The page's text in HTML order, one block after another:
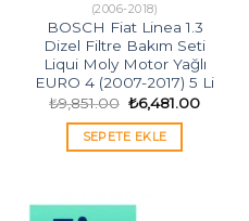
(2006-2018)
BOSCH Fiat Linea 1.3
Dizel Filtre Bakım Seti
Liqui Moly Motor Yağlı
EURO 4 (2007-2017) 5 Li
₺9,851.00 Orijinal
fiyat:
₺9,851.00.
₺6,481.00Şu
SEPETE EKLE